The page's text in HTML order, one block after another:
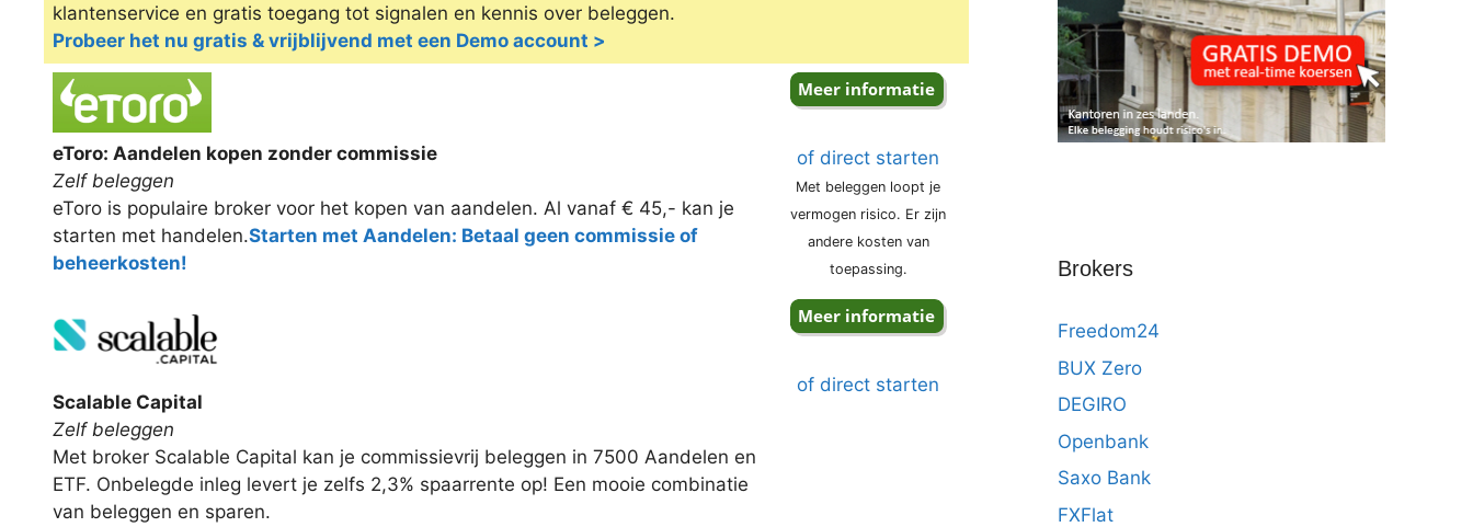
klantenservice en gratis toegang tot signalen en kennis over beleggen.
Probeer het nu gratis & vrijblijvend met een Demo account >
eToro: Aandelen kopen zonder commissie
Zelf beleggen
eToro is populaire broker voor het kopen van aandelen. Al vanaf € 45,- kan je
starten met handelen.Starten met Aandelen: Betaal geen commissie of
beheerkosten!
of direct starten
Met beleggen loopt je
vermogen risico. Er zijn
andere kosten van
toepassing.
Scalable Capital
Zelf beleggen
Met broker Scalable Capital kan je commissievrij beleggen in 7500 Aandelen en
ETF. Onbelegde inleg levert je zelfs 2,3% spaarrente op! Een mooie combinatie
van beleggen en sparen.
of direct starten
Brokers
Freedom24
BUX Zero
DEGIRO
Openbank
Saxo Bank
FXFlat